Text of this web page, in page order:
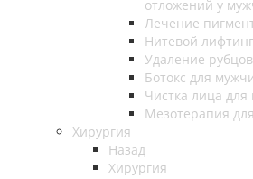
отложений у
Лечение
Нитевой
Удаление
Ботокс для
Чистка лица
Мезотерапия
Хирургия
Назад
Хирургия